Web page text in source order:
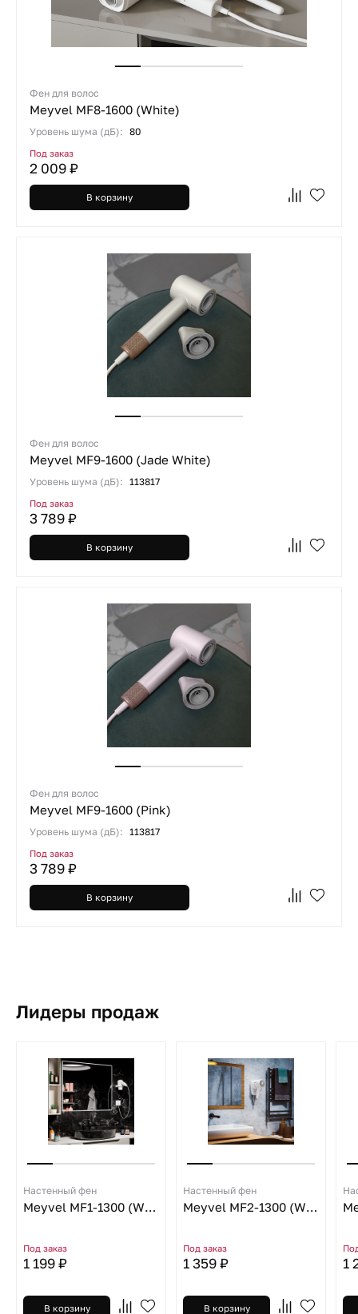
Фен для волос
Meyvel MF8-1600 (White)
Уровень шума (дБ): 80
Под заказ
2 009 ₽
В корзину
Фен для волос
Meyvel MF9-1600 (Jade White)
Уровень шума (дБ): 113817
Под заказ
3 789 ₽
В корзину
Фен для волос
Meyvel MF9-1600 (Pink)
Уровень шума (дБ): 113817
Под заказ
3 789 ₽
В корзину
Лидеры продаж
Настенный фен
Meyvel MF1-1300 (White)
Под заказ
1 199 ₽
В корзину
Настенный фен
Meyvel MF2-1300 (White)
Под заказ
1 359 ₽
В корзину
1